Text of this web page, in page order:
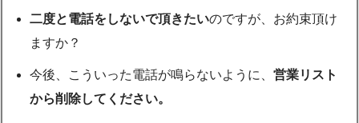
二度と電話をしないで頂きたいのですが、お約束頂け
ますか？
今後、こういった電話が鳴らないように、営業リスト
から削除してください。